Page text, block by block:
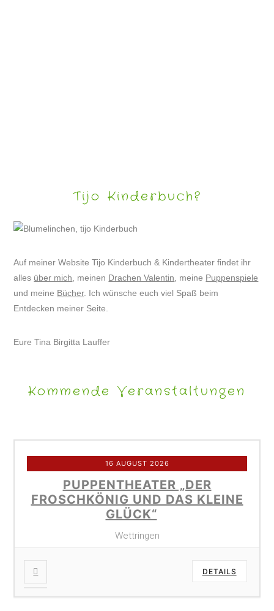
Tijo Kinderbuch?
Auf meiner Website Tijo Kinderbuch & Kindertheater findet ihr
alles über mich , meinen Drachen Valentin , meine Puppenspiele
und meine Bücher. Ich wünsche euch viel Spaß beim
Entdecken meiner Seite.
Eure Tina Birgitta Lauffer
Kommende Veranstaltungen
16 AUGUST 2026
PUPPENTHEATER „DER
FROSCHKÖNIG UND DAS KLEINE
GLÜCK“
Wettringen
DETAILS